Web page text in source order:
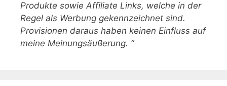
Produkte sowie Affiliate Links, welche in der
Regel als Werbung gekennzeichnet sind.
Provisionen daraus haben keinen Einfluss auf
meine Meinungsäußerung. “